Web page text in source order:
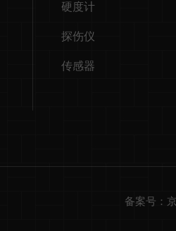
硬度计
探伤仪
传感器
备案号：